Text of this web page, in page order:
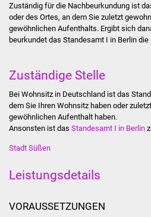
Zuständig für die Nachbeurkundung ist
oder des Ortes, an dem Sie zuletzt
gewöhnlichen Aufenthalts. Ergibt sich
beurkundet das Standesamt I in Berlin die
Zuständige Stelle
Bei Wohnsitz in Deutschland ist das
dem Sie Ihren Wohnsitz haben oder
gewöhnlichen Aufenthalt haben.
Ansonsten ist das Standesamt I in Berlin
Stadt Süßen
Leistungsdetails
VORAUSSETZUNGEN